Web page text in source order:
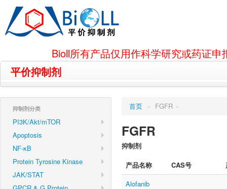
Bioll所有产品仅用作科学研究或药证
平价抑制剂
抑制剂分类
PI3K/Akt/mTOR
Apoptosis
NF-κB
Protein Tyrosine Kinase
JAK/STAT
首页 » FGFR »
FGFR
抑制剂
产品名称
CAS号
Alofanib